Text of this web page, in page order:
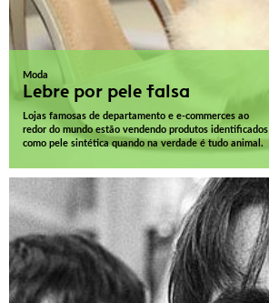
Moda
Lebre por pele falsa
Lojas famosas de departamento e e-commerces ao
redor do mundo estão vendendo produtos identificados
como pele sintética quando na verdade é tudo animal.